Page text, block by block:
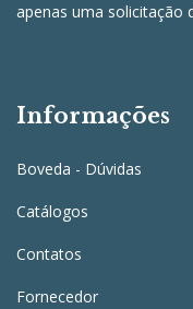
apenas uma solicitação
Informações
Boveda - Dúvidas
Catálogos
Contatos
Fornecedor